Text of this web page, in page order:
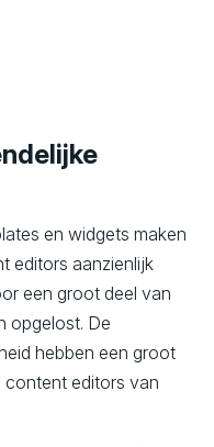
en widgets maken
editors aanzienlijk
een groot deel van
opgelost. De
hebben een groot
editors van